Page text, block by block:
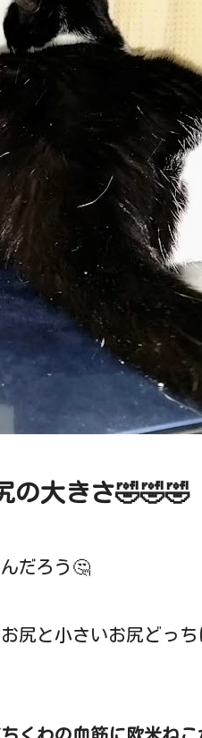
の大きさ🤣🤣🤣
だろう🤔
尻と小さいお尻どっ